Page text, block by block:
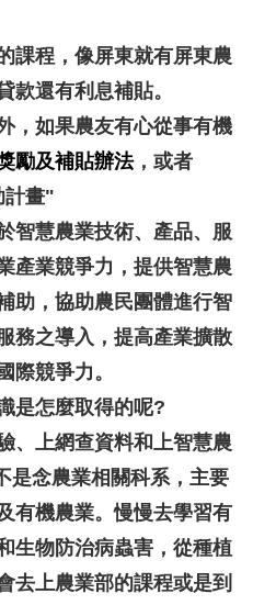
課程，像屏東就有屏東農
款還有利息補貼。
，如果農友有心從事有機
勵及補貼辦法，或者
計畫"
智慧農業技術、產品、服
產業競爭力，提供智慧農
助，協助農民團體進行智
務之導入，提高產業擴散
際競爭力。
是怎麼取得的呢?
、上網查資料和上智慧農
是念農業相關科系，主要
有機農業。慢慢去學習有
生物防治病蟲害，從種植
去上農業部的課程或是到